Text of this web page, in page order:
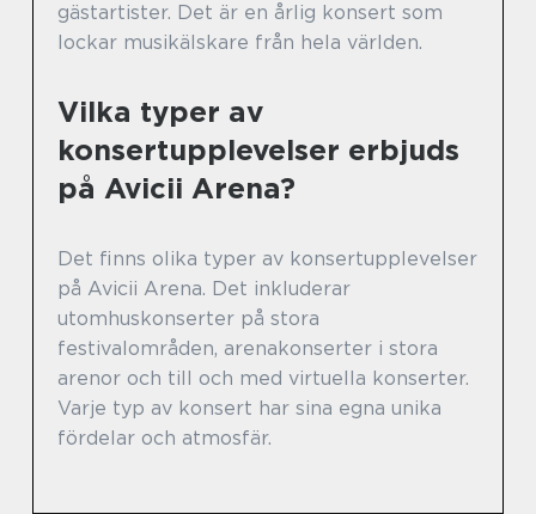
gästartister. Det är en årlig konsert som
lockar musikälskare från hela världen.
Vilka typer av
konsertupplevelser erbjuds
på Avicii Arena?
Det finns olika typer av konsertupplevelser
på Avicii Arena. Det inkluderar
utomhuskonserter på stora
festivalområden, arenakonserter i stora
arenor och till och med virtuella konserter.
Varje typ av konsert har sina egna unika
fördelar och atmosfär.